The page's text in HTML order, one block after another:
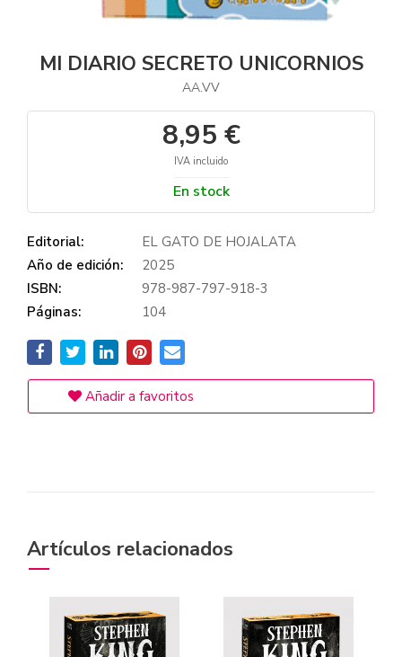
MI DIARIO SECRETO UNICORNIOS
AA.VV
8,95 €
IVA incluido
En stock
Editorial:
EL GATO DE HOJALATA
Año de edición:
2025
ISBN:
978-987-797-918-3
Páginas:
104
Añadir a favoritos
Artículos relacionados